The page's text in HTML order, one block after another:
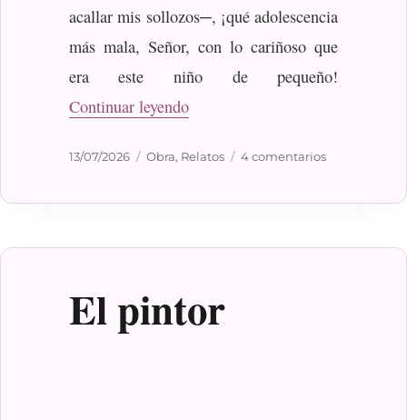
acallar mis sollozos─, ¡qué adolescencia
más mala, Señor, con lo cariñoso que
era este niño de pequeño!
Continuar leyendo«Miedo»
Publicado
13/07/2026 Categorías
Obra, Relatos 4 comentariosen
El pintor